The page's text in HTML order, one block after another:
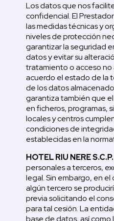
Los datos que nos
confidencial. El
las medidas técnicas y
niveles de protección
garantizar la seguridad
datos y evitar su
tratamiento o acceso
acuerdo el estado de la
de los datos
garantiza también que
en ficheros, programas,
locales y centros
condiciones de
establecidas en la
HOTEL RIU NERE S.C.P.
personales a terceros,
legal. Sin embargo, en
algún tercero se
previa solicitando el
para tal cesión. La
base de datos, así